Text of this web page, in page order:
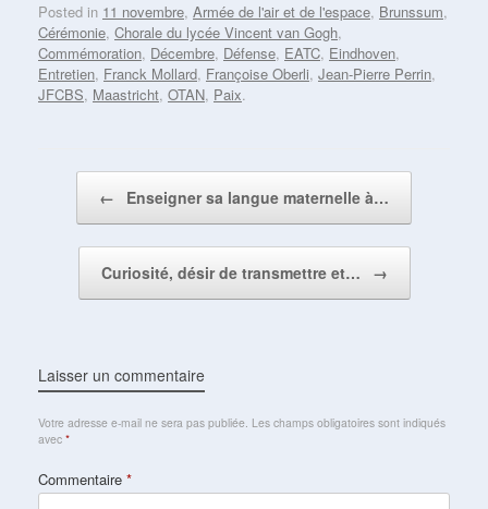
Posted in 11 novembre, Armée de l'air et de l'espace, Brunssum,
Cérémonie, Chorale du lycée Vincent van Gogh,
Commémoration, Décembre, Défense, EATC, Eindhoven,
Entretien, Franck Mollard, Françoise Oberli, Jean-Pierre Perrin,
JFCBS, Maastricht, OTAN, Paix.
← Enseigner sa langue maternelle à…
Curiosité, désir de transmettre et… →
Laisser un commentaire
Votre adresse e-mail ne sera pas publiée. Les champs obligatoires sont indiqués
avec *
Commentaire *